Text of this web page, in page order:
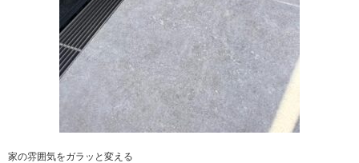
家の雰囲気をガラッと変える